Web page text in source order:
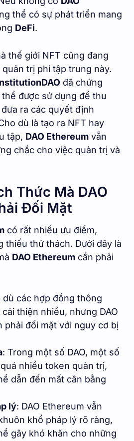
thể có sự phát triển mang
DeFi.
thế giới NFT cũng đang
trị phi tập trung này.
đã chứng
thể được sử dụng để thu
ra các quyết định
dù là tạo ra NFT hay
tập, DAO Ethereum vẫn
chắc cho việc quản trị và
Thức Mà DAO
Đối Mặt
có rất nhiều ưu điểm,
thiếu thử thách. Dưới đây là
DAO Ethereum cần phải
dù các hợp đồng thông
thiện nhiều, nhưng DAO
phải đối mặt với nguy cơ bị
: Trong một số DAO, một số
nhiều token quản trị,
dẫn đến mất cân bằng
lý: DAO Ethereum vẫn
khổ pháp lý rõ ràng,
gây khó khăn cho những